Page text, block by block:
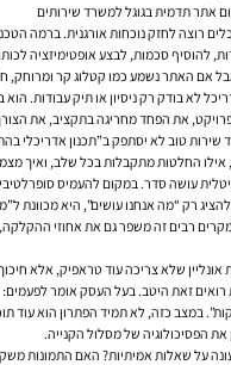
אתר תדמית בגוגל למשרד שירותים
רוצה לחזק נוכחות אורגנית. ברמה
להוסיף סכמות, לבצע אופטימיזציה
אם האתר נשמע כמו קטלוג קר ומרוחק,
לא בודק רק ניסיון או תיק עבודות. הוא
את הפחד מחריגה בתקציב, את
שירות טוב לא יסתפק ב”תכנון אדריכלי
החלטות מתקבלות בכל שלב, ואיך
עושה סדר. במקום להעמיס
רק “מה אנחנו עושים”, היא מכוונת
רבים זה משפר גם את אחוזי
שלא צריכה עוד טראפיק, אלא
רואים זאת היטב. בעל העסק אומר לפעמים:
במצב כזה, לא תמיד הפתרון הוא עוד
את הפסיכולוגיה של מסלול הקנייה.
על שאלות אמיתיות? האם התמונות